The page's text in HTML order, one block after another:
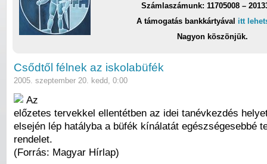
Számlaszámunk: 11705008 –
A támogatás bankkártyával itt
Nagyon köszönjük.
Csődtől félnek az iskolabüfék
2005. szeptember 20. kedd, 0:00
Az
előzetes tervekkel ellentétben az idei tanévkezdés
elsején lép hatályba a büfék kínálatát egészségesebbé
rendelet.
(Forrás: Magyar Hírlap)